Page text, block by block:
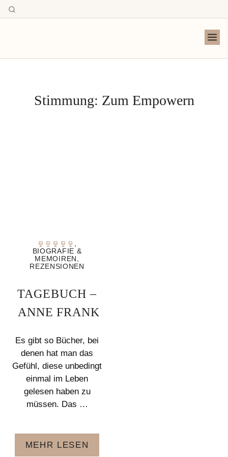
Stimmung: Zum Empowern
,
BIOGRAFIE &
MEMOIREN ,
REZENSIONEN
TAGEBUCH –
ANNE FRANK
Es gibt so Bücher, bei
denen hat man das
Gefühl, diese unbedingt
einmal im Leben
gelesen haben zu
müssen. Das …
MEHR LESEN